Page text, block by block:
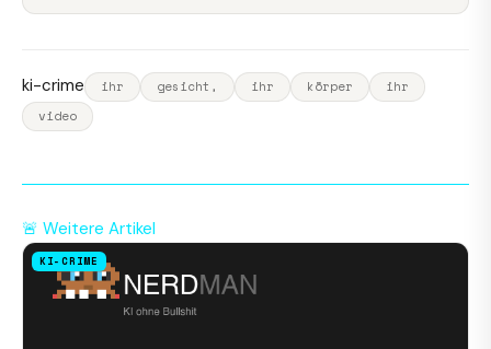
ki-crime ihr gesicht, ihr körper
ihr
video
🚨 Weitere Artikel
KI-CRIME